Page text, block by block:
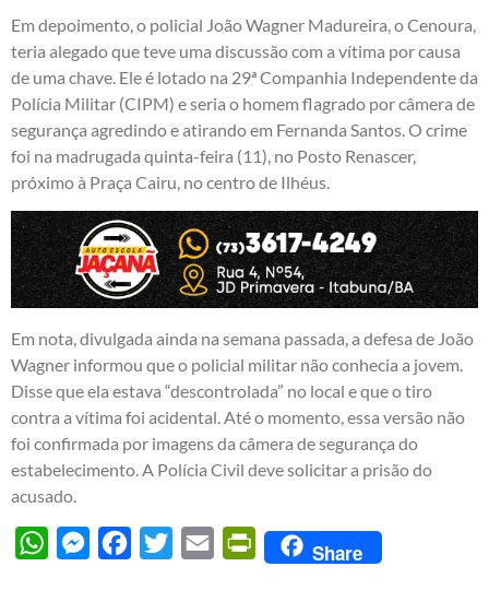
Em depoimento, o policial João Wagner Madureira, o Cenoura,
teria alegado que teve uma discussão com a vítima por causa
de uma chave. Ele é lotado na 29ª Companhia Independente da
Polícia Militar (CIPM) e seria o homem flagrado por câmera de
segurança agredindo e atirando em Fernanda Santos. O crime
foi na madrugada quinta-feira (11), no Posto Renascer,
próximo à Praça Cairu, no centro de Ilhéus.
Em nota, divulgada ainda na semana passada, a defesa de João
Wagner informou que o policial militar não conhecia a jovem.
Disse que ela estava “descontrolada” no local e que o tiro
contra a vítima foi acidental. Até o momento, essa versão não
foi confirmada por imagens da câmera de segurança do
estabelecimento. A Polícia Civil deve solicitar a prisão do
acusado.
WhatsAppMessengerFacebook
Twitter Email PrintFriendly
Share